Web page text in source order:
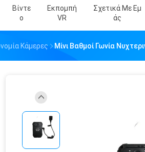
Βίντε
Ο
Εκπομπή
VR
Σχετικά Με Εμ
Άς
Κάμερες Μίνι Βαθμοί Γωνία